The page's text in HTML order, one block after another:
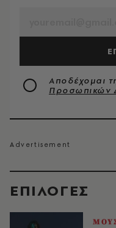
EΠΙΛΟΓΈΣ
Αποδέχομαι
Προσωπικών